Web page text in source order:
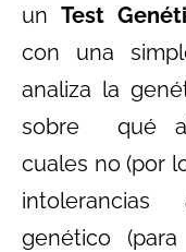
un Test
con una
analiza la
sobre qué
cuales no (por
genético